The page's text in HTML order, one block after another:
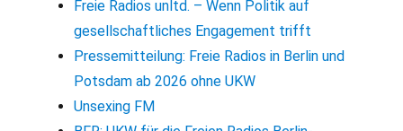
Freie Radios unltd. – Wenn Politik auf
gesellschaftliches Engagement trifft
Pressemitteilung: Freie Radios in Berlin und
Potsdam ab 2026 ohne UKW
Unsexing FM